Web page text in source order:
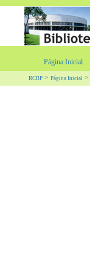
Página Inicial
RCBP > Página Inicial >